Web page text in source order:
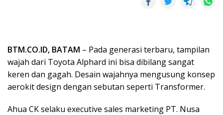
BTM.CO.ID, BATAM – Pada generasi terbaru, tampilan
wajah dari Toyota Alphard ini bisa dibilang sangat
keren dan gagah. Desain wajahnya mengusung konsep
aerokit design dengan sebutan seperti Transformer.
Ahua CK selaku executive sales marketing PT. Nusa